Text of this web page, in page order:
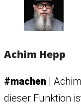
Achim Hepp
#machen |
dieser Funktion